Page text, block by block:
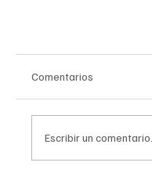
Comentarios
Escribir un comentario...